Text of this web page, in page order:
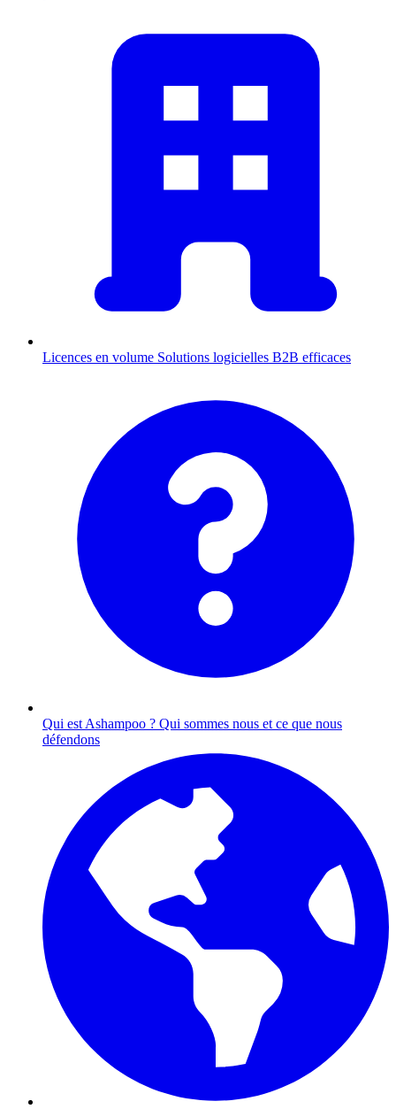
Licences en volume Solutions logicielles B2B efficaces
Qui est Ashampoo ? Qui sommes nous et ce que nous
défendons